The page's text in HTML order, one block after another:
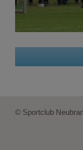
© Sportclub